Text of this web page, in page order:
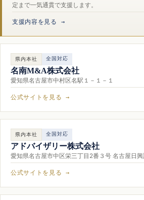
定まで一気通貫で支援します。
支援内容を見る →
県内本社 全国対応
名南M&A株式会社
愛知県名古屋市中村区名駅１－１－１
公式サイトを見る →
県内本社 全国対応
アドバイザリー株式会社
愛知県名古屋市中区栄三丁目2番３号 名古屋日
公式サイトを見る →